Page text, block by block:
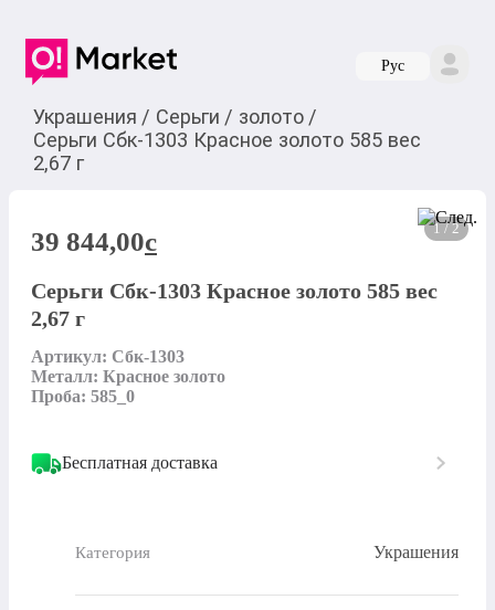
Руc
Украшения / Серьги / золото /
Серьги Сбк-1303 Красное золото 585 вес
2,67 г
1 / 2
39 844,00c
Серьги Сбк-1303 Красное золото 585 вес
2,67 г
Артикул: Сбк-1303
Металл: Красное золото
Проба: 585_0
Бесплатная доставка
Категория Украшения